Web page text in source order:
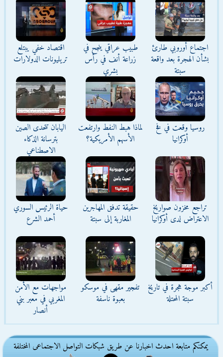
اجتماع أوروبي طارئ
بشأن الهجرة بعد واقعة
سبتة
طبيب عراقي ينجح في
زراعة أنف في رأس
بشري
اقتصاد خفي يبتلع
تريليونات الدولارات
روسيا وقعت في فخ
أوكرانيا
لماذا هبط النفط وارتفعت
الأسهم الأمريكية؟
اليابان تتحدى الصين
بترسانة الذكاء
الاصطناعي
تراجع مخزون صواريخ
الاعتراض لدى أوكرانيا
حقيقة تدفق المهاجرين
المغاربة إلى سبتة
حياة الرئيس السوري
أحمد الشرع
أكبر موجة هجرة في تاريخ
سبتة المحتلة
تفجير مقهى في موسكو
بعبوة ناسفة
مواجهات مع الأمن
المغربي في معبر بني
أنصار
يمكنكم متابعة احدث اخبارنا عن طريق شبكات التواصل الاجتماعى المختلفة